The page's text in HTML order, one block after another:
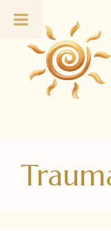
Inhalt
springen